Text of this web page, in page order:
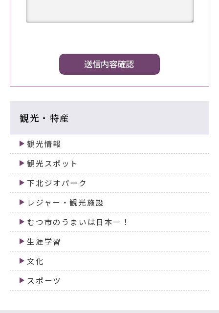
観光・特産
観光情報
観光スポット
下北ジオパーク
レジャー・観光施設
むつ市のうまいは日本一！
生涯学習
文化
スポーツ